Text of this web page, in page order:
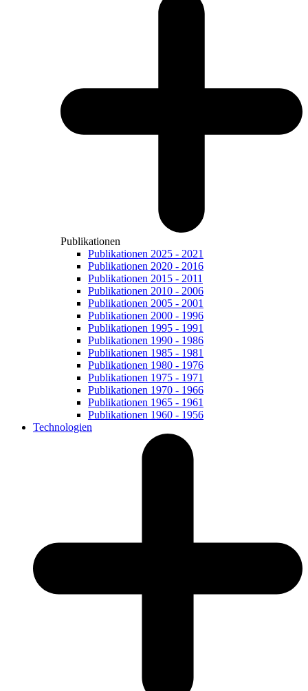
Publikationen
Publikationen 2025 - 2021
Publikationen 2020 - 2016
Publikationen 2015 - 2011
Publikationen 2010 - 2006
Publikationen 2005 - 2001
Publikationen 2000 - 1996
Publikationen 1995 - 1991
Publikationen 1990 - 1986
Publikationen 1985 - 1981
Publikationen 1980 - 1976
Publikationen 1975 - 1971
Publikationen 1970 - 1966
Publikationen 1965 - 1961
Publikationen 1960 - 1956
Technologien